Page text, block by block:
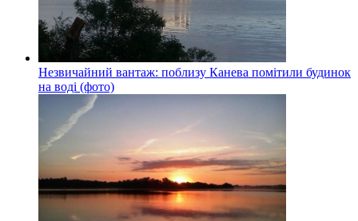
Незвичайний вантаж: поблизу Канева помітили будинок
на воді (фото)